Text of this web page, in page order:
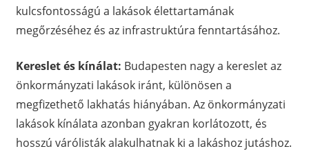
kulcsfontosságú a lakások élettartamának
megőrzéséhez és az infrastruktúra fenntartásához.
Kereslet és kínálat: Budapesten nagy a kereslet az
önkormányzati lakások iránt, különösen a
megfizethető lakhatás hiányában. Az önkormányzati
lakások kínálata azonban gyakran korlátozott, és
hosszú várólisták alakulhatnak ki a lakáshoz jutáshoz.